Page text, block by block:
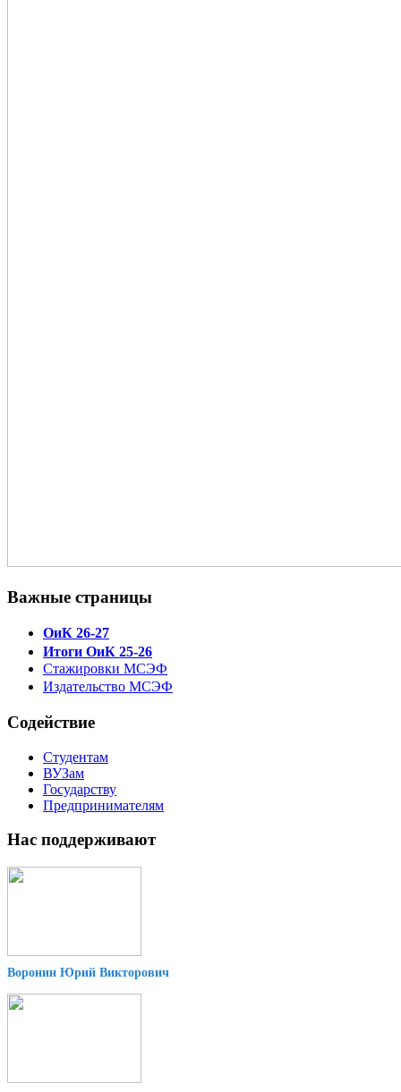
Важные страницы
ОиК 26-27
Итоги ОиК 25-26
Стажировки МСЭФ
Издательство МСЭФ
Содействие
Студентам
ВУЗам
Государству
Предпринимателям
Нас поддерживают
Воронин Юрий Викторович